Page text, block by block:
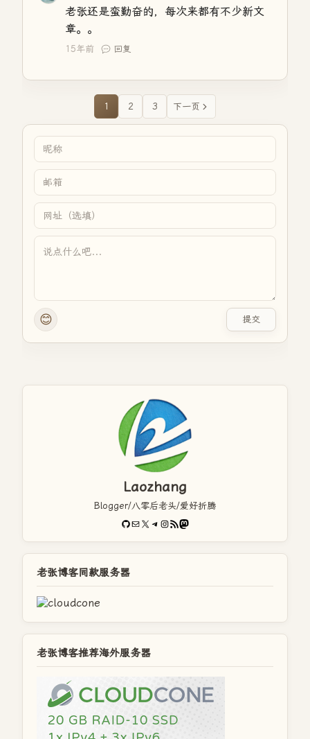
老张还是蛮勤奋的，每次来都有不少新文
章。。
15年前 回复
1 2 3 下一页
😊 提交
Laozhang
Blogger/八零后老头/爱好折腾
GitHub
电子邮件X Telegram
Instagram
RSS FeedMastodon
老张博客同款服务器
老张博客推荐海外服务器